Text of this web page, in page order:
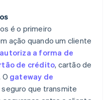
é o primeiro
ação quando um cliente
autoriza a forma de
de crédito, cartão de
gateway de
seguro que transmite